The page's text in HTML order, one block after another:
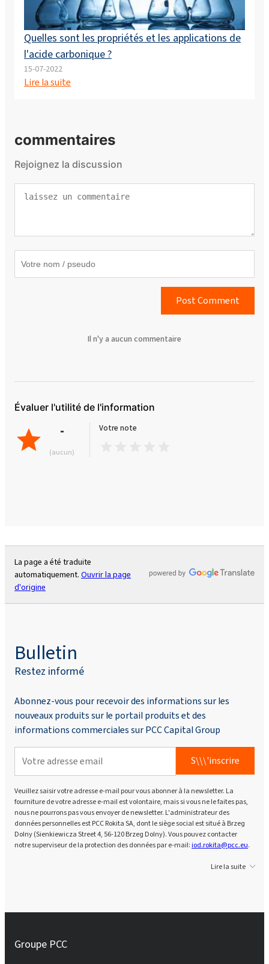
Quelles sont les propriétés et les applications de
l'acide carbonique ?
15-07-2022
Lire la suite
commentaires
Rejoignez la discussion
Post Comment
Il n'y a aucun commentaire
Évaluer l'utilité de l'information
-
(aucun)
Votre note
La page a été traduite
automatiquement. Ouvrir la page
d'origine
Bulletin
Restez informé
Abonnez-vous pour recevoir des informations sur les
nouveaux produits sur le portail produits et des
informations commerciales sur PCC Capital Group
S\\\'inscrire
Veuillez saisir votre adresse e-mail pour vous abonner à la newsletter. La
fourniture de votre adresse e-mail est volontaire, mais si vous ne le faites pas,
nous ne pourrons pas vous envoyer de newsletter. L'administrateur des
données personnelles est PCC Rokita SA, dont le siège social est situé à Brzeg
Dolny (Sienkiewicza Street 4, 56-120 Brzeg Dolny). Vous pouvez contacter
notre superviseur de la protection des données par e-mail:iod.rokita@pcc.eu.
Lire la suite
Groupe PCC